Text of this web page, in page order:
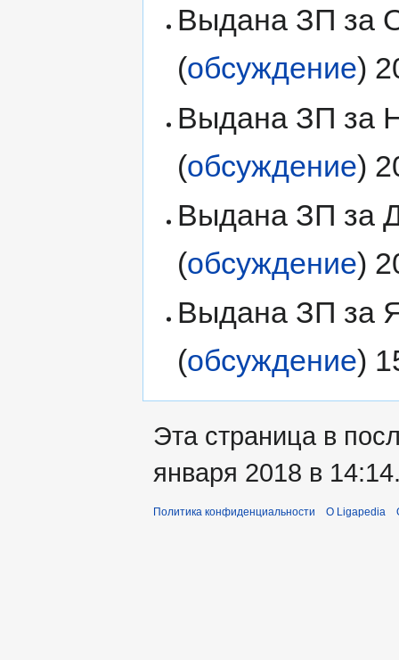
Выдана ЗП за
(обсуждение)
Выдана ЗП за
(обсуждение)
Выдана ЗП за
(обсуждение)
Выдана ЗП за
(обсуждение)
Эта страница в
января 2018 в
Политика конфиденциальности О Ligapedia